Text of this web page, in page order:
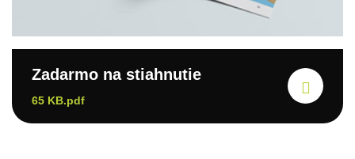
Zadarmo na stiahnutie
65 KB.pdf